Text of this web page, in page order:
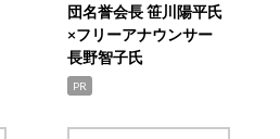
団名誉会長 笹川陽平氏
×フリーアナウンサー
長野智子氏
PR